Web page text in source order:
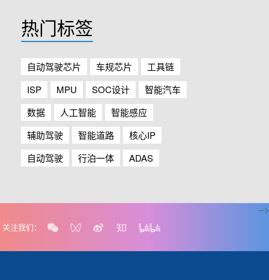
热门标签
自动驾驶芯片 车规芯片
工具链
ISP
MPU SOC设计
智能汽车
数据
人工智能
智能感应
辅助驾驶
智能道路
核心IP
自动驾驶
行泊一体 ADAS
关注我们：
-->